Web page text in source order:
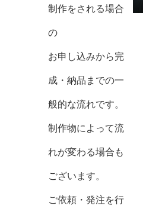
制作をされる場合
の
お申し込みから完
成・納品までの一
般的な流れです。
制作物によって流
れが変わる場合も
ございます。
ご依頼・発注を行